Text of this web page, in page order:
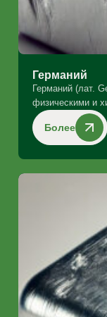
Германий
Германий (лат.
физическими и
Более